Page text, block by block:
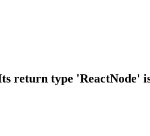
return type 'ReactNode'